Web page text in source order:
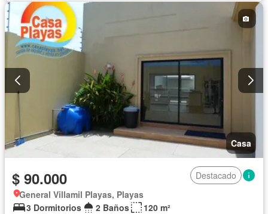
Casa
$ 90.000
Destacado
General Villamil Playas, Playas
3 Dormitorios
2 Baños
120 m²